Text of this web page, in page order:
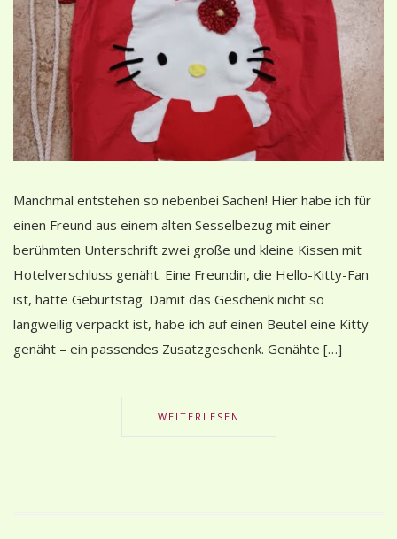
Manchmal entstehen so nebenbei Sachen! Hier habe ich für
einen Freund aus einem alten Sesselbezug mit einer
berühmten Unterschrift zwei große und kleine Kissen mit
Hotelverschluss genäht. Eine Freundin, die Hello-Kitty-Fan
ist, hatte Geburtstag. Damit das Geschenk nicht so
langweilig verpackt ist, habe ich auf einen Beutel eine Kitty
genäht – ein passendes Zusatzgeschenk. Genähte […]
WEITERLESEN